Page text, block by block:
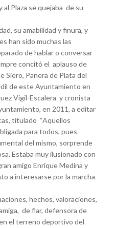
al Plaza se quejaba de su
su amabilidad y finura, y
han sido muchas las
de hablar o conversar
concitó el aplauso de
Siero, Panera de Plata del
de este Ayuntamiento en
Vigil-Escalera y cronista
en 2011, a editar
titulado “Aquellos
para todos, pues
del mismo, sorprende
Estaba muy ilusionado con
amigo Enrique Medina y
a interesarse por la marcha
hechos, valoraciones,
de fiar, defensora de
el terreno deportivo del